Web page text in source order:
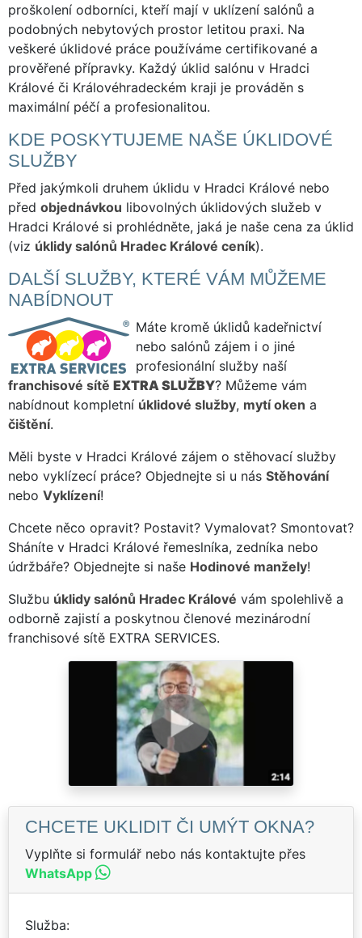
proškolení odborníci, kteří mají v uklízení salónů a
podobných nebytových prostor letitou praxi. Na
veškeré úklidové práce používáme certifikované a
prověřené přípravky. Každý úklid salónu v Hradci
Králové či Královéhradeckém kraji je prováděn s
maximální péčí a profesionalitou.
KDE POSKYTUJEME NAŠE ÚKLIDOVÉ
SLUŽBY
Před jakýmkoli druhem úklidu v Hradci Králové nebo
před objednávkou libovolných úklidových služeb v
Hradci Králové si prohlédněte, jaká je naše cena za úklid
(viz úklidy salónů Hradec Králové ceník).
DALŠÍ SLUŽBY, KTERÉ VÁM MŮŽEME
NABÍDNOUT
Máte kromě úklidů kadeřnictví
nebo salónů zájem i o jiné
profesionální služby naší
franchisové sítě EXTRA SLUŽBY? Můžeme vám
nabídnout kompletní úklidové služby, mytí oken a
čištění.
Měli byste v Hradci Králové zájem o stěhovací služby
nebo vyklízecí práce? Objednejte si u nás Stěhování
nebo Vyklízení!
Chcete něco opravit? Postavit? Vymalovat? Smontovat?
Sháníte v Hradci Králové řemeslníka, zedníka nebo
údržbáře? Objednejte si naše Hodinové manžely!
Službu úklidy salónů Hradec Králové vám spolehlivě a
odborně zajistí a poskytnou členové mezinárodní
franchisové sítě EXTRA SERVICES.
CHCETE UKLIDIT ČI UMÝT OKNA?
Vyplňte si formulář nebo nás kontaktujte přes
WhatsApp
Služba